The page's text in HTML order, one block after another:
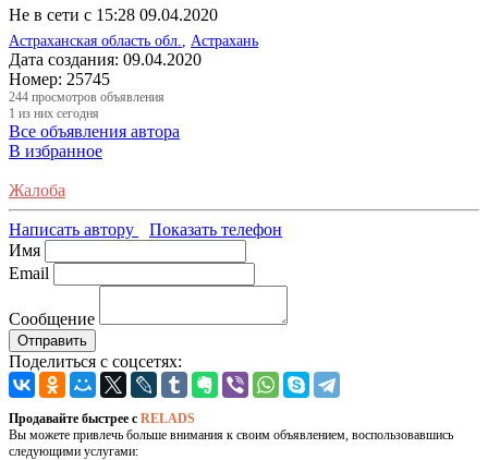
Не в сети с 15:28 09.04.2020
Астраханская область обл. Астрахань
Дата создания: 09.04.2020
Номер: 25745
244 просмотров объявления
1 из них сегодня
Все объявления автора
В избранное
Жалоба
Написать автору
Показать телефон
Имя
Email
Сообщение
Отправить
Поделиться с соцсетях:
Продавайте быстрее с RELADS
Вы можете привлечь больше внимания к своим объявлением, воспользовавшись
следующими услугами: